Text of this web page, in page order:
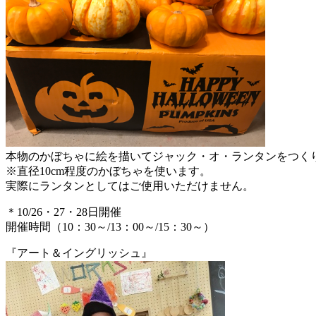
本物のかぼちゃに絵を描いてジャック・オ・ランタンをつく
※直径10cm程度のかぼちゃを使います。
実際にランタンとしてはご使用いただけません。
＊10/26・27・28日開催
開催時間（10：30～/13：00～/15：30～）
『アート＆イングリッシュ』